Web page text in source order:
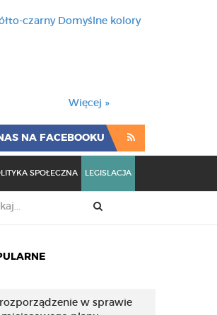
czarny Domyślne kolory
Więcej »
NA FACEBOOKU
SPOŁECZNA LEGISLACJA